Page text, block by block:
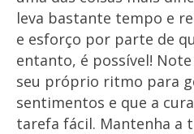
leva bastante tempo e
e esforço por parte de
entanto, é possível!
seu próprio ritmo para
sentimentos e que a
tarefa fácil. Mantenha a